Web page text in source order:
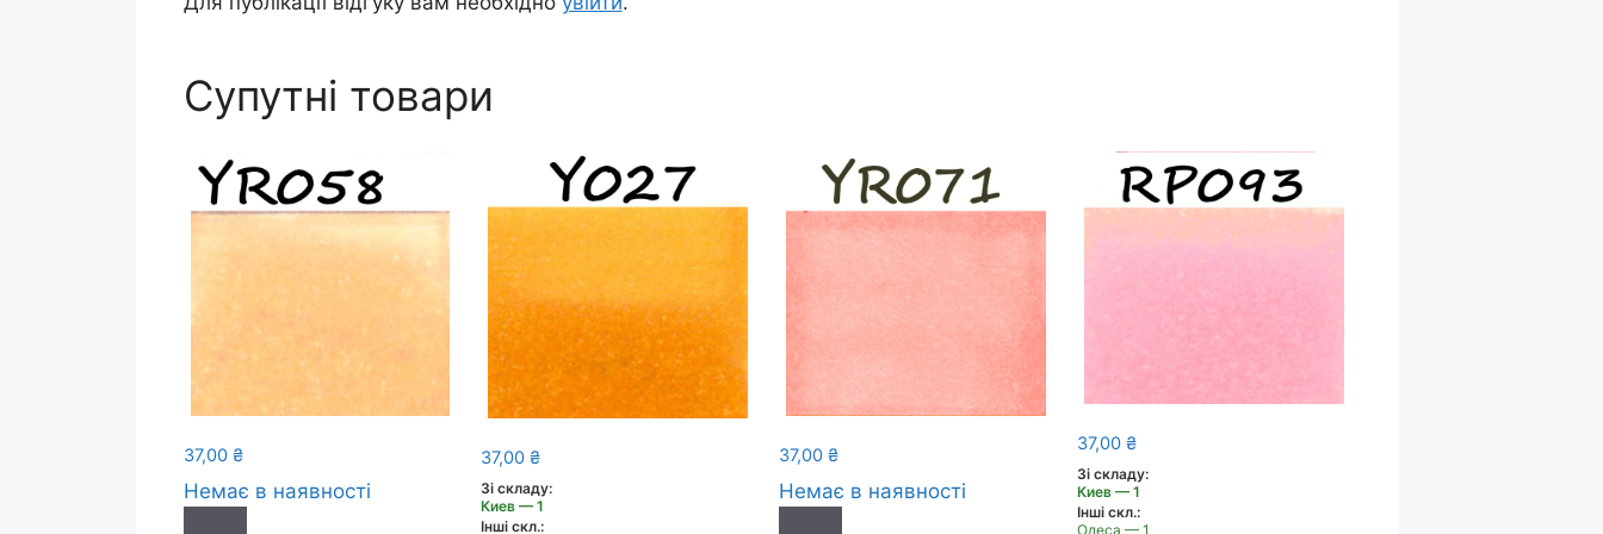
Супутні товари
37,00 ₴
Немає в наявності
37,00₴
Зі складу:
Киев — 1
Інші скл.:
37,00₴
Немає в наявності
37,00₴
Зі складу:
Киев — 1
Інші скл.:
Одеса — 1